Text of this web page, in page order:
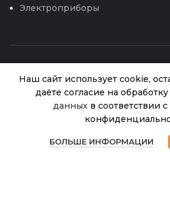
Электроприборы
Интернет магазин Успех.
Александрович
Наш сайт использует cookie,
даёте согласие на обработку
данных в соответствии
БОЛЬШЕ ИНФОРМАЦИИ
Укроп Ароматный
(Аэлита)
40.00
Магазин Избранное